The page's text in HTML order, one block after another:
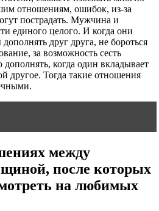
отношениям, ошибок, из-за
пострадать. Мужчина и
единого целого. И когда они
друг друга, не бороться
за возможность сесть
когда один вкладывает
другое. Тогда такие отношения
между
после которых
на любимых